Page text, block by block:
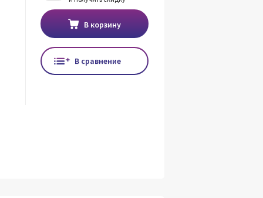
В корзину
В сравнение